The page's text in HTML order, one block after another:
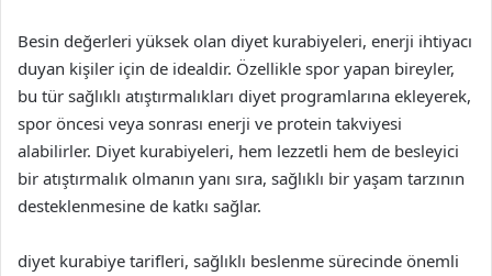
Besin değerleri yüksek olan diyet kurabiyeleri, enerji ihtiyacı
duyan kişiler için de idealdir. Özellikle spor yapan bireyler,
bu tür sağlıklı atıştırmalıkları diyet programlarına ekleyerek,
spor öncesi veya sonrası enerji ve protein takviyesi
alabilirler. Diyet kurabiyeleri, hem lezzetli hem de besleyici
bir atıştırmalık olmanın yanı sıra, sağlıklı bir yaşam tarzının
desteklenmesine de katkı sağlar.
diyet kurabiye tarifleri, sağlıklı beslenme sürecinde önemli